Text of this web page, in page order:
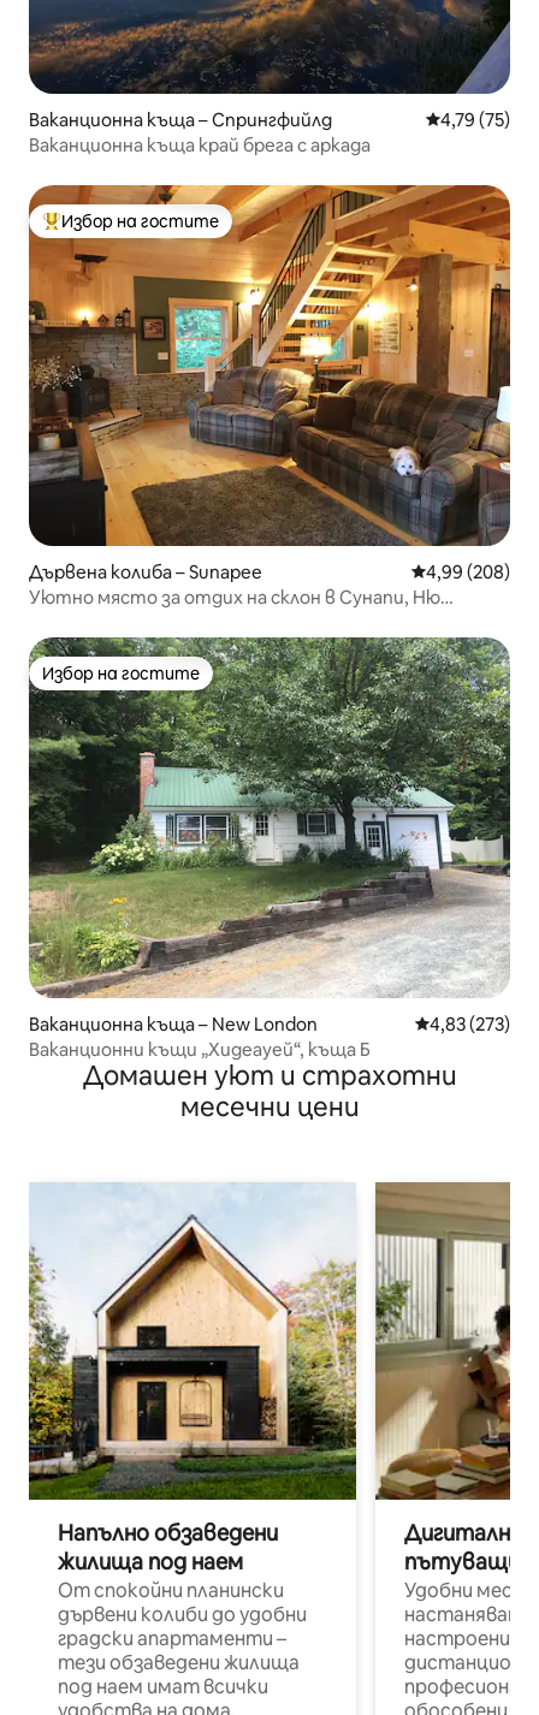
Ваканционна къща – Спрингфийлд Средна
4,79 (75)
Ваканционна къща край брега с аркада
Най-популярен избор на гостите
Избор на гостите
Дървена колиба – Sunapee Средна
4,99 (208)
Уютно място за отдих на склон в Сунапи, Ню
Избор на гостите
Избор на гостите
Ваканционна къща – New London Средна
4,83 (273)
Ваканционни къщи „Хидеауей“, къща Б
Домашен уют и страхотни
месечни цени
Напълно обзаведени
жилища под наем
От спокойни планински
дървени колиби до удобни
градски апартаменти –
тези обзаведени жилища
под наем имат всички
Дигитални
пътуващи
Удобни
настаняване
настроени и